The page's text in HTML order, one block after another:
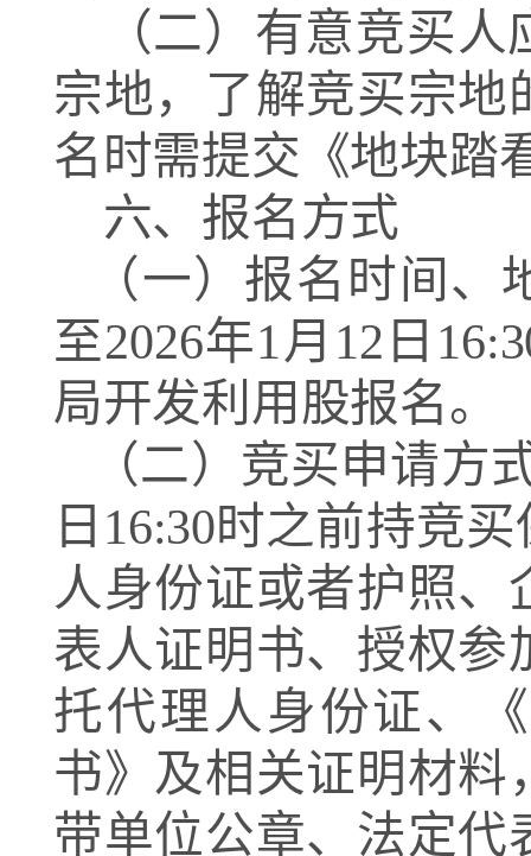
（二）有意竞买
宗地，了解竞买宗地
名时需提交《地块踏
六、报名方式
（一）报名时间、
至2026年1月 12 日
局开发利用股报名。
（二）竞买申请方
日 16:30时之前持竞
人身份证或者护照
表人证明书、授权参
托代理人身份证、
书》及相关证明材料
带单位公章、法定代